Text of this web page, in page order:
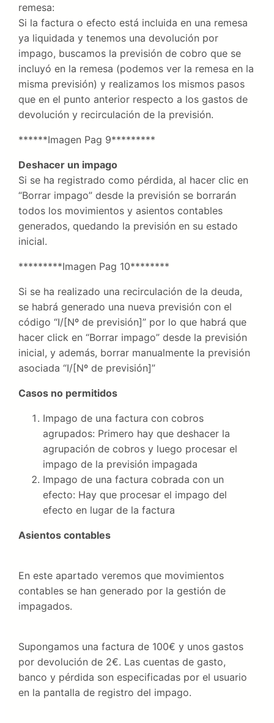
remesa:
Si la factura o efecto está incluida en una remesa
ya liquidada y tenemos una devolución por
impago, buscamos la previsión de cobro que se
incluyó en la remesa (podemos ver la remesa en la
misma previsión) y realizamos los mismos pasos
que en el punto anterior respecto a los gastos de
devolución y recirculación de la previsión.
******Imagen Pag 9*********
Deshacer un impago
Si se ha registrado como pérdida, al hacer clic en
“Borrar impago” desde la previsión se borrarán
todos los movimientos y asientos contables
generados, quedando la previsión en su estado
inicial.
*********Imagen Pag 10********
Si se ha realizado una recirculación de la deuda,
se habrá generado una nueva previsión con el
código “I/[Nº de previsión]” por lo que habrá que
hacer click en “Borrar impago” desde la previsión
inicial, y además, borrar manualmente la previsión
asociada “I/[Nº de previsión]”
Casos no permitidos
Impago de una factura con cobros
agrupados: Primero hay que deshacer la
agrupación de cobros y luego procesar el
impago de la previsión impagada
Impago de una factura cobrada con un
efecto: Hay que procesar el impago del
efecto en lugar de la factura
Asientos contables
En este apartado veremos que movimientos
contables se han generado por la gestión de
impagados.
Supongamos una factura de 100€ y unos gastos
por devolución de 2€. Las cuentas de gasto,
banco y pérdida son especificadas por el usuario
en la pantalla de registro del impago.